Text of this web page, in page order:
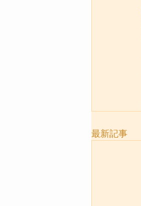
最新記事